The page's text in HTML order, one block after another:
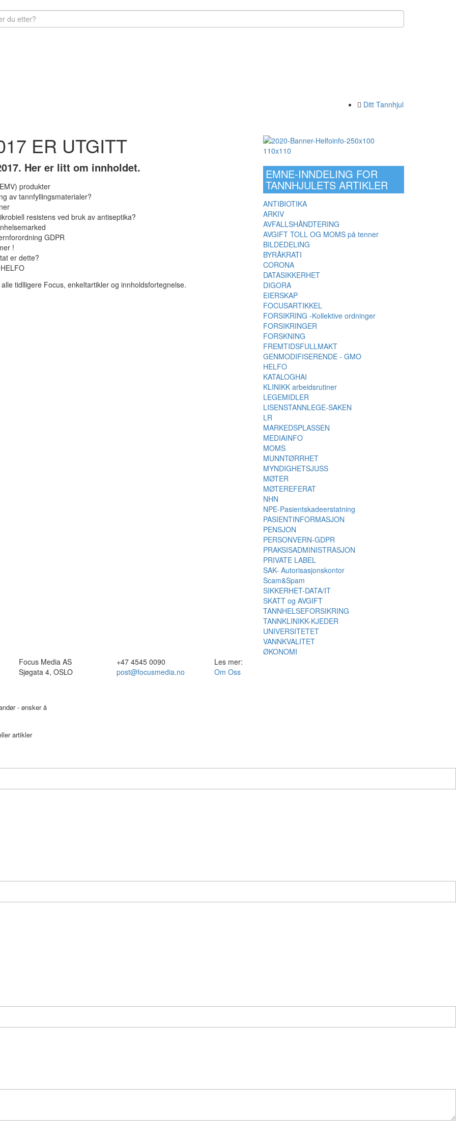
Ditt Tannhjul
ER UTGITT
Her er litt om innholdet.
produkter
av tannfyllingsmaterialer?
resistens ved bruk av antiseptika?
GDPR
!
er dette?
tidlligere Focus, enkeltartikler og innholdsfortegnelse.
EMNE-INNDELING FOR
TANNHJULETS ARTIKLER
ANTIBIOTIKA
ARKIV
AVFALLSHÅNDTERING
AVGIFT TOLL OG MOMS på tenner
BILDEDELING
BYRÅKRATI
CORONA
DATASIKKERHET
DIGORA
EIERSKAP
FOCUSARTIKKEL
FORSIKRING -Kollektive ordninger
FORSIKRINGER
FORSKNING
FREMTIDSFULLMAKT
GENMODIFISERENDE - GMO
HELFO
KATALOGHAI
KLINIKK arbeidsrutiner
LEGEMIDLER
LISENSTANNLEGE-SAKEN
LR
MARKEDSPLASSEN
MEDIAINFO
MOMS
MUNNTØRRHET
MYNDIGHETSJUSS
MØTER
MØTEREFERAT
NHN
NPE-Pasientskadeerstatning
PASIENTINFORMASJON
PENSJON
PERSONVERN-GDPR
PRAKSISADMINISTRASJON
PRIVATE LABEL
SAK- Autorisasjonskontor
Scam&Spam
SIKKERHET-DATA/IT
SKATT og AVGIFT
TANNHELSEFORSIKRING
TANNKLINIKK-KJEDER
UNIVERSITETET
VANNKVALITET
ØKONOMI
Focus Media AS
Sjøgata 4, OSLO
+47 4545 0090
post@focusmedia.no
Les mer:
Om Oss
- ønsker å
artikler